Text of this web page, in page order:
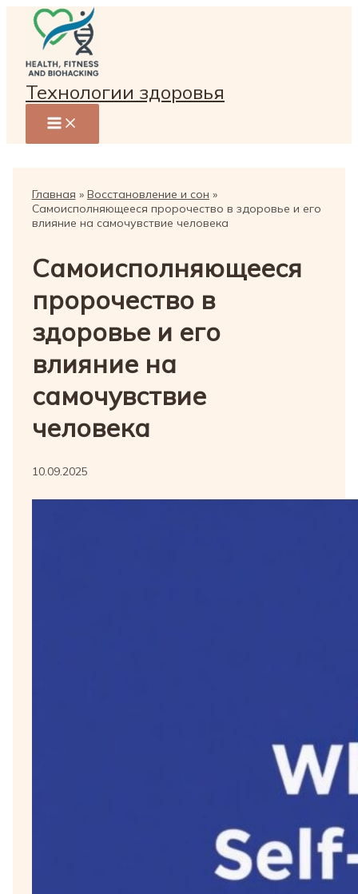
Перейти
содержимому
Технологии здоровья
Главная
Восстановление и сон
Самоисполняющееся пророчество в здоровье и его
влияние на самочувствие человека
Самоисполняющееся
пророчество в
здоровье и его
влияние на
самочувствие
человека
10.09.2025